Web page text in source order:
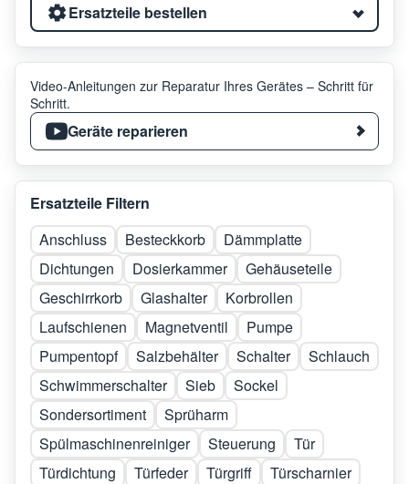
Ersatzteile bestellen
Video-Anleitungen zur Reparatur Ihres Gerätes – Schritt für
Schritt.
Geräte reparieren
Ersatzteile Filtern
Anschluss
Besteckkorb
Dämmplatte
Dichtungen
Dosierkammer
Gehäuseteile
Geschirrkorb
Glashalter
Korbrollen
Laufschienen
Magnetventil
Pumpe
Pumpentopf
Salzbehälter Schalter
Schlauch
Schwimmerschalter
Sieb
Sockel
Sondersortiment
Sprüharm
Spülmaschinenreiniger
Steuerung
Tür
Türdichtung
Türfeder Türgriff
Türscharnier